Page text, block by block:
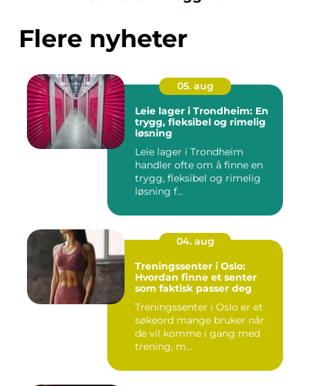
Flere nyheter
05. aug
Leie lager i Trondheim: En
trygg, fleksibel og rimelig
løsning
Leie lager i Trondheim
handler ofte om å finne en
trygg, fleksibel og rimelig
løsning f...
04. aug
Treningssenter i Oslo:
Hvordan finne et senter
som faktisk passer deg
Treningssenter i Oslo er et
søkeord mange bruker når
de vil komme i gang med
trening, m...